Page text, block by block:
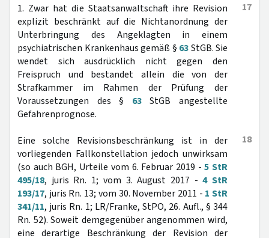
17
1. Zwar hat die Staatsanwaltschaft ihre Revision
explizit beschränkt auf die Nichtanordnung der
Unterbringung des Angeklagten in einem
psychiatrischen Krankenhaus gemäß § 63StGB. Sie
wendet sich ausdrücklich nicht gegen den
Freispruch und bestandet allein die von der
Strafkammer im Rahmen der Prüfung der
Voraussetzungen des § 63StGB angestellte
Gefahrenprognose.
18
Eine solche Revisionsbeschränkung ist in der
vorliegenden Fallkonstellation jedoch unwirksam
(so auch BGH, Urteile vom 6. Februar 2019 -5 StR
495/18, juris Rn. 1; vom 3. August 2017 -4 StR
193/17, juris Rn. 13; vom 30. November 2011 - 1 StR
341/11, juris Rn. 1; LR/Franke, StPO, 26. Aufl., § 344
Rn. 52). Soweit demgegenüber angenommen wird,
eine derartige Beschränkung der Revision der